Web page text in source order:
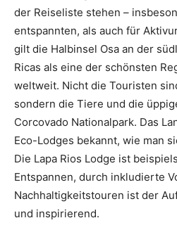
der Reiseliste stehen –
entspannten, als auch für
gilt die Halbinsel Osa an der
Ricas als eine der schönsten
weltweit. Nicht die Touristen
sondern die Tiere und die
Corcovado Nationalpark. Das
Eco-Lodges bekannt, wie man
Die Lapa Rios Lodge ist
Entspannen, durch inkludierte
Nachhaltigkeitstouren ist der
und inspirierend.